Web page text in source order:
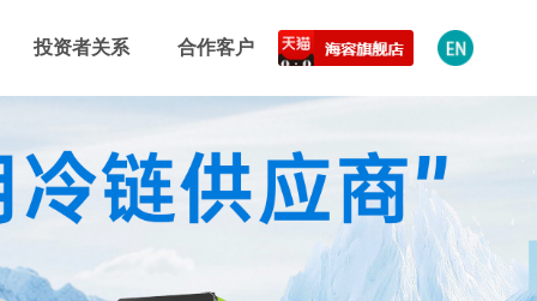
投资者关系 合作客户